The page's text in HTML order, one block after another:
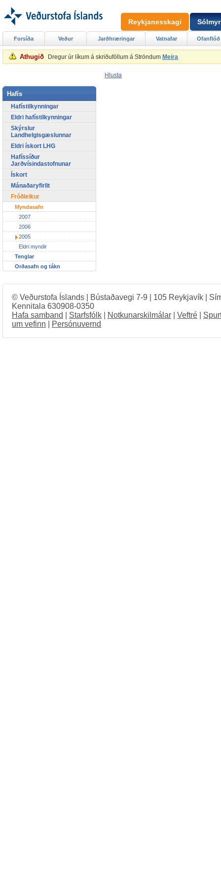
Athugið Dregur úr líkum á skriðuföllum á Ströndum Meira
Hlusta
Forsíða Veður Jarðhræringar Vatnafar Ofanflóð
Hafís
Hafístilkynningar
Eldri hafístilkynningar
Skýrslur
Landhelgisgæslunnar
Eldri ískort LHG
Hafíssíður
Jarðvísindastofnunar
Ískort
Mánaðaryfirlit
Fróðleikur
Myndasafn
2007
2006
2005
Eldri myndir
Tenglar
Orðasafn og tákn
Reykjanesskagi
© Veðurstofa Íslands | Bústaðavegi 7-9 | 105 Reykjavík |
Kennitala 630908-0350
Hafa samband
Starfsfólk Notkunarskilmálar Veftré
um vefinn
Persónuvernd